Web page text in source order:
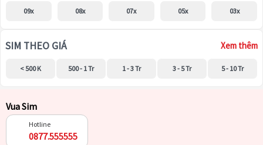
09x 08x 07x 05x 03x
SIM THEO GIÁ Xem thêm
< 500 K 500 - 1 Tr 1 - 3 Tr 3 - 5 Tr 5 - 10 Tr
Vua Sim
Hotline
0877.555555